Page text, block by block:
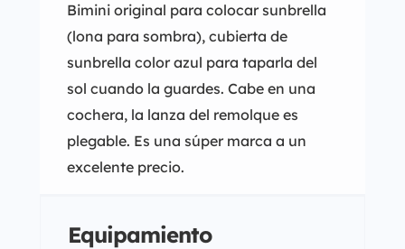
Bimini original para colocar sunbrella
(lona para sombra), cubierta de
sunbrella color azul para taparla del
sol cuando la guardes. Cabe en una
cochera, la lanza del remolque es
plegable. Es una súper marca a un
excelente precio.
Equipamiento